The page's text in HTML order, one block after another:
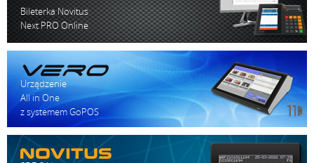
Bileterka Novitus
Next PRO Online
Urządzenie
All in One
z systemem GoPOS